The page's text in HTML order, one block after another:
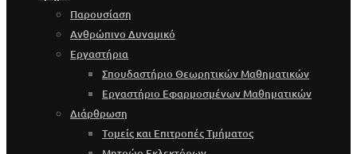
Παρουσίαση
Ανθρώπινο Δυναμικό
Εργαστήρια
Σπουδαστήριο Θεωρητικών Μαθηματικών
Εργαστήριο Εφαρμοσμένων Μαθηματικών
Διάρθρωση
Τομείς και Επιτροπές Τμήματος